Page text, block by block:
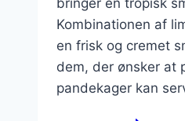
Kombinationen af
en frisk og cremet
dem, der ønsker at
pandekager kan